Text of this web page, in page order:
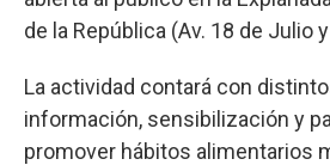
de la República (Av. 18 de Julio
La actividad contará con
información, sensibilización y
promover hábitos alimentarios